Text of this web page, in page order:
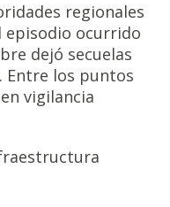
regionales
episodio ocurrido
dejó secuelas
Entre los puntos
vigilancia